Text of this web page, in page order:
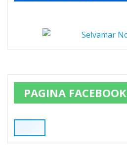
PAGINA FACEBOOK